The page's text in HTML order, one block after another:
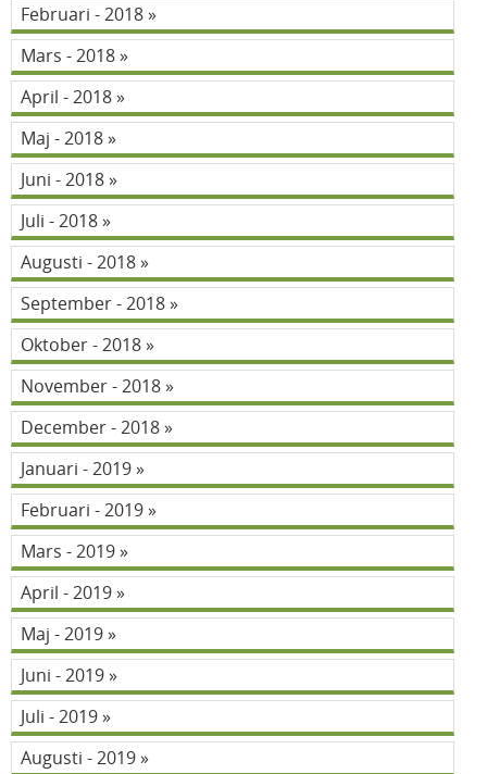
Februari - 2018
Mars - 2018
April - 2018
Maj - 2018
Juni - 2018
Juli - 2018
Augusti - 2018
September - 2018
Oktober - 2018
November - 2018
December - 2018
Januari - 2019
Februari - 2019
Mars - 2019
April - 2019
Maj - 2019
Juni - 2019
Juli - 2019
Augusti - 2019